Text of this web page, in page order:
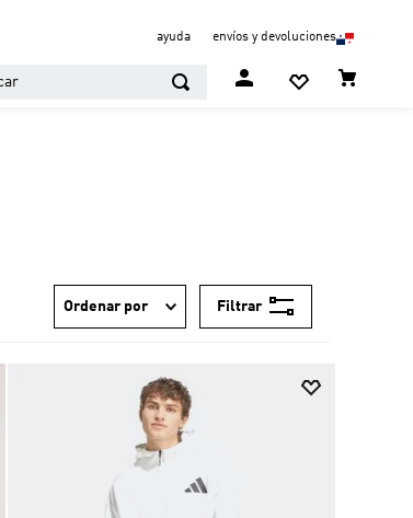
ayuda envíos y devoluciones
Ordenar por Filtrar